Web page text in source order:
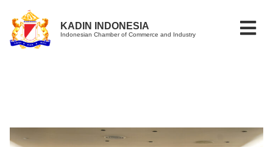
KADIN INDONESIA
Indonesian Chamber of Commerce and Industry